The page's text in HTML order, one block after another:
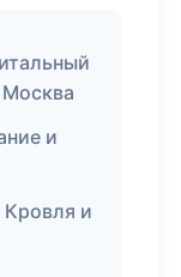
Москва
и
и